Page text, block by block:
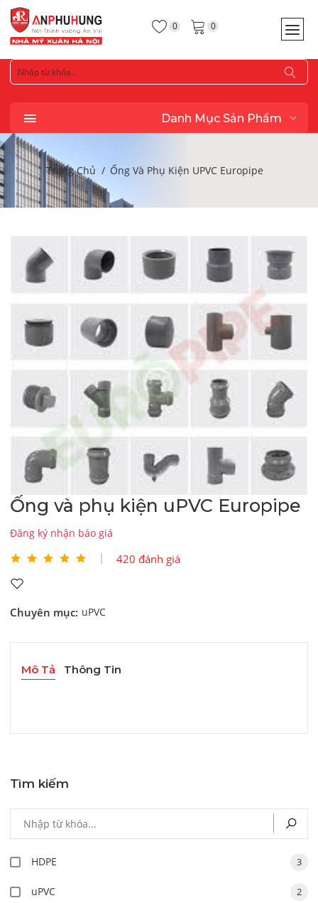
0 0
Danh Mục Sản Phẩm
Trang Chủ Ống Và Phụ Kiện UPVC Europipe
Ống và phụ kiện uPVC Europipe
Đăng ký nhận báo giá
420 đánh giá
Chuyên mục: uPVC
Mô Tả Thông Tin
Tìm kiếm
HDPE 3
uPVC 2